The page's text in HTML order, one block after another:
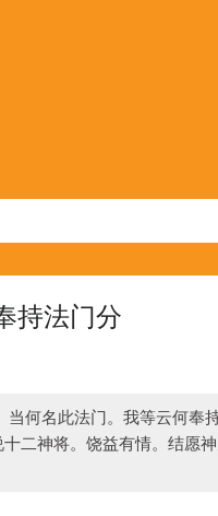
持法门分
何名此法门。我等云何奉
二神将。饶益有情。结愿